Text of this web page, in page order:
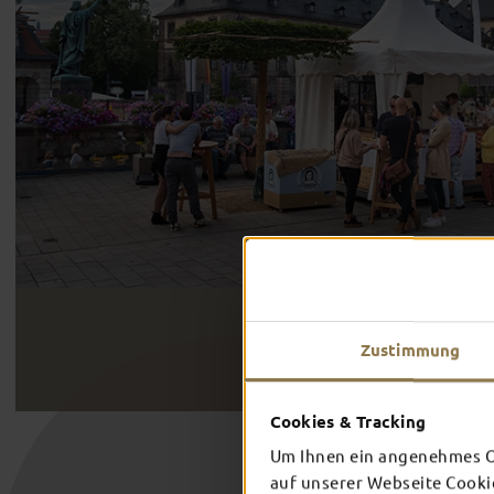
Zustimmung
Cookies & Tracking
Um Ihnen ein
auf unserer Webseite